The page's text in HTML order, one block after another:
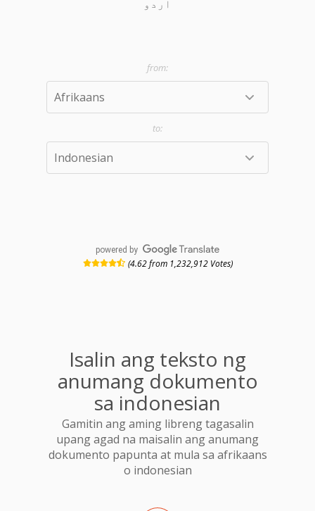
اردو
powered by
(4.62 from 1,232,912 Votes)
Isalin ang teksto ng
anumang dokumento
sa indonesian
Gamitin ang aming libreng tagasalin
upang agad na maisalin ang anumang
dokumento papunta at mula sa afrikaans
o indonesian